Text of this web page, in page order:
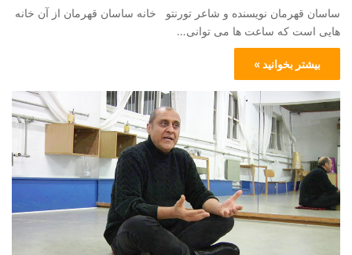
ساسان قهرمان نویسنده و شاعر تورنتو خانه ساسان قهرمان از آن خانه
هایی است که ساعت ها می توانی…
بیشتر بخوانید »